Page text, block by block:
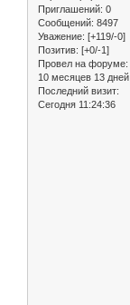
Приглашений: 0
Сообщений: 8497
Уважение: [+119/-0]
Позитив: [+0/-1]
Провел на форуме:
10 месяцев 13 дней
Последний визит:
Сегодня 11:24:36